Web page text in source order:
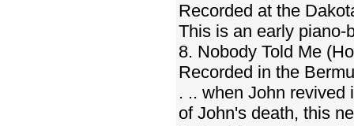
Recorded at the
This is an early piano-
8. Nobody Told Me
Recorded in the
. .. when John revived
of John's death, this